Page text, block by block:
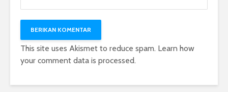
This site uses Akismet to reduce spam. Learn how
your comment data is processed.